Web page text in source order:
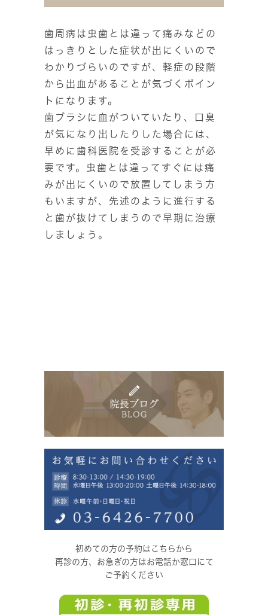
歯周病は虫歯とは違って痛みなどの
はっきりとした症状が出にくいので
わかりづらいのですが、軽症の段階
から出血があることが気づくポイン
トになります。
歯ブラシに血がついていたり、口臭
が気になり出したりした場合には、
早めに歯科医院を受診することが必
要です。虫歯とは違ってすぐには痛
みが出にくいので放置してしまう方
もいますが、先述のように進行する
と歯が抜けてしまうので早期に治療
しましょう。
初めての方の予約はこちらから
再診の方、お急ぎの方はお電話か窓口にて
ご予約ください